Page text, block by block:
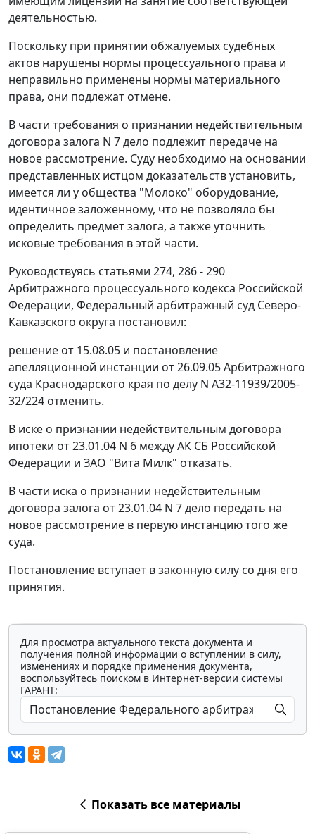
деятельностью.
Поскольку при принятии обжалуемых судебных
актов нарушены нормы процессуального права и
неправильно применены нормы материального
права, они подлежат отмене.
В части требования о признании недействительным
договора залога N 7 дело подлежит передаче на
новое рассмотрение. Суду необходимо на основании
представленных истцом доказательств установить,
имеется ли у общества "Молоко" оборудование,
идентичное заложенному, что не позволяло бы
определить предмет залога, а также уточнить
исковые требования в этой части.
Руководствуясь статьями 274, 286 - 290
Арбитражного процессуального кодекса Российской
Федерации, Федеральный арбитражный суд Северо-
Кавказского округа постановил:
решение от 15.08.05 и постановление
апелляционной инстанции от 26.09.05 Арбитражного
суда Краснодарского края по делу N А32-11939/2005-
32/224 отменить.
В иске о признании недействительным договора
ипотеки от 23.01.04 N 6 между АК СБ Российской
Федерации и ЗАО "Вита Милк" отказать.
В части иска о признании недействительным
договора залога от 23.01.04 N 7 дело передать на
новое рассмотрение в первую инстанцию того же
суда.
Постановление вступает в законную силу со дня его
принятия.
Для просмотра актуального текста документа и
получения полной информации о вступлении в силу,
изменениях и порядке применения документа,
воспользуйтесь поиском в Интернет-версии системы
ГАРАНТ:
Показать все материалы